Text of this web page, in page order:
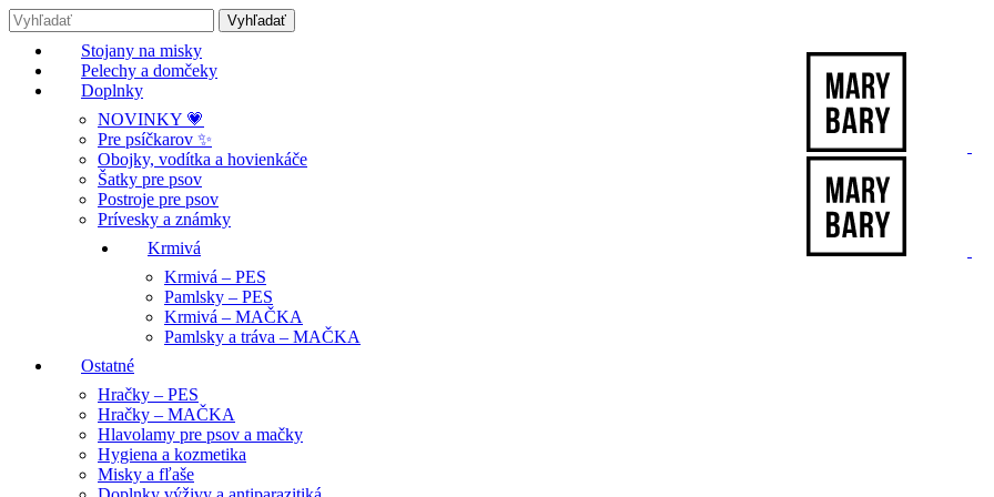
Stojany na misky
Pelechy a domčeky
Doplnky
NOVINKY 💗
Pre psíčkarov ✨
Obojky, vodítka a hovienkáče
Šatky pre psov
Postroje pre psov
Prívesky a známky
Krmivá
Krmivá – PES
Pamlsky – PES
Krmivá – MAČKA
Pamlsky a tráva – MAČKA
Ostatné
Hračky – PES
Hračky – MAČKA
Hlavolamy pre psov a mačky
Hygiena a kozmetika
Misky a fľaše